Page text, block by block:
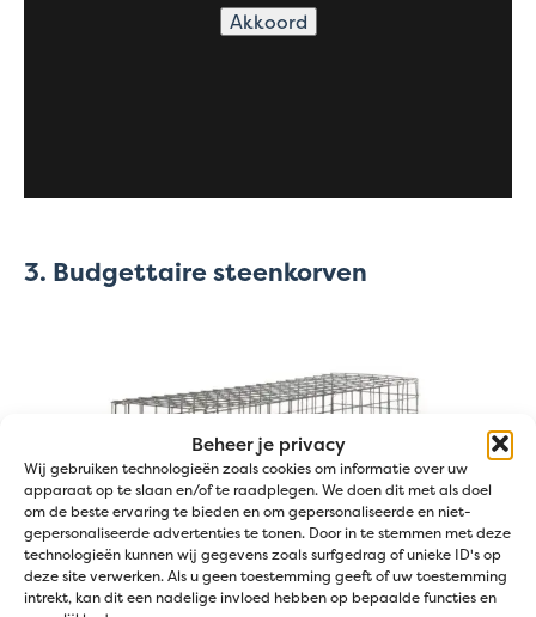
Beheer je privacy
Wij gebruiken technologieën zoals cookies om informatie over uw
apparaat op te slaan en/of te raadplegen. We doen dit met als doel
om de beste ervaring te bieden en om gepersonaliseerde en niet-
gepersonaliseerde advertenties te tonen. Door in te stemmen met deze
technologieën kunnen wij gegevens zoals surfgedrag of unieke ID's op
deze site verwerken. Als u geen toestemming geeft of uw toestemming
intrekt, kan dit een nadelige invloed hebben op bepaalde functies en
Akkoord
3. Budgettaire steenkorven